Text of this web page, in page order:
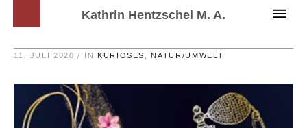
Kathrin Hentzschel M. A.
11. JULI 2020 IN KURIOSES NATUR/UMWELT